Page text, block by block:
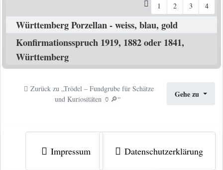
1 2 3 4
Württemberg Porzellan - weiss, blau, gold
Konfirmationsspruch 1919, 1882 oder 1841,
Württemberg
Zurück zu „Trödel – Fundgrube für Schätze
und Kuriositäten 🏺🔎“
Gehe zu
Impressum Datenschutzerklärung